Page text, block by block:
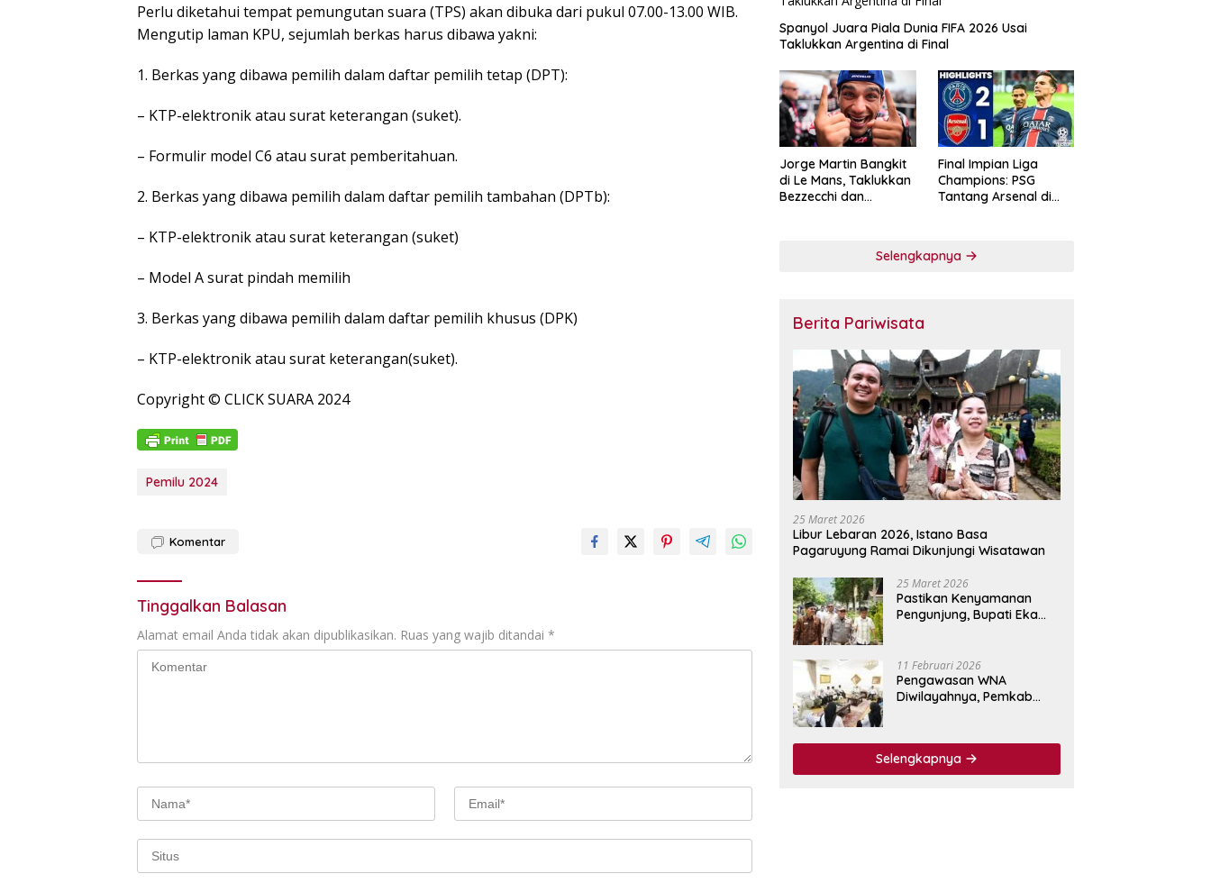
Perlu diketahui tempat pemungutan suara (TPS) akan dibuka dari pukul 07.00-13.00 WIB.
Mengutip laman KPU, sejumlah berkas harus dibawa yakni:
1. Berkas yang dibawa pemilih dalam daftar pemilih tetap (DPT):
– KTP-elektronik atau surat keterangan (suket).
– Formulir model C6 atau surat pemberitahuan.
2. Berkas yang dibawa pemilih dalam daftar pemilih tambahan (DPTb):
– KTP-elektronik atau surat keterangan (suket)
– Model A surat pindah memilih
3. Berkas yang dibawa pemilih dalam daftar pemilih khusus (DPK)
– KTP-elektronik atau surat keterangan(suket).
Copyright © CLICK SUARA 2024
Pemilu 2024
Komentar
Tinggalkan Balasan
Alamat email Anda tidak akan dipublikasikan. Ruas yang wajib ditandai *
Spanyol Juara Piala Dunia FIFA 2026 Usai
Taklukkan Argentina di Final
Jorge Martin Bangkit
di Le Mans, Taklukkan
Bezzecchi dan
Final Impian Liga
Champions: PSG
Tantang Arsenal di
Selengkapnya
Berita Pariwisata
25 Maret 2026
Libur Lebaran 2026, Istano Basa
Pagaruyung Ramai Dikunjungi Wisatawan
25 Maret 2026
Pastikan Kenyamanan
Pengunjung, Bupati Eka
Pagaruyuang
11 Februari 2026
Pengawasan WNA
Diwilayahnya, Pemkab
Imigrasi Kelas I Non TPI
Agam
Selengkapnya